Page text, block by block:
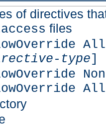
of directives
files
type]